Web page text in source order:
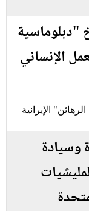
"دبلوماسية
الإنساني
الإيرانية
وسيادة